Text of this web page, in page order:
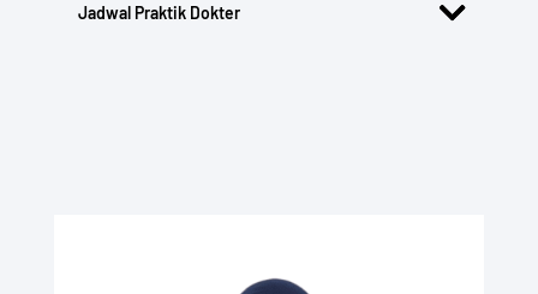
Jadwal Praktik Dokter